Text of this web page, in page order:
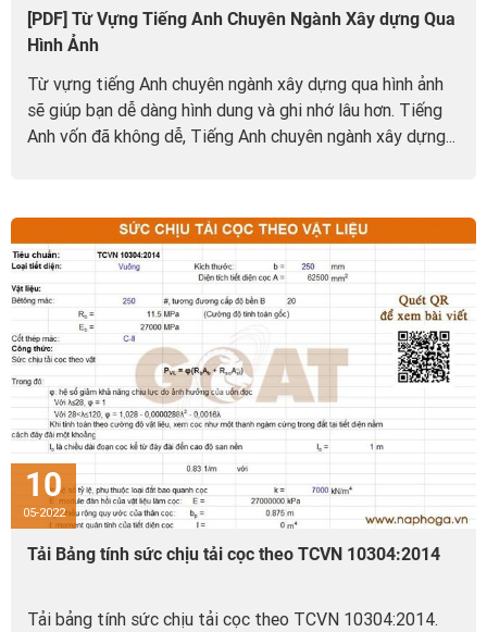
[PDF] Từ Vựng Tiếng Anh Chuyên Ngành Xây dựng Qua
Hình Ảnh
Từ vựng tiếng Anh chuyên ngành xây dựng qua hình ảnh
sẽ giúp bạn dễ dàng hình dung và ghi nhớ lâu hơn. Tiếng
Anh vốn đã không dễ, Tiếng Anh chuyên ngành xây dựng...
10
05-2022
Tải Bảng tính sức chịu tải cọc theo TCVN 10304:2014
Tải bảng tính sức chịu tải cọc theo TCVN 10304:2014.